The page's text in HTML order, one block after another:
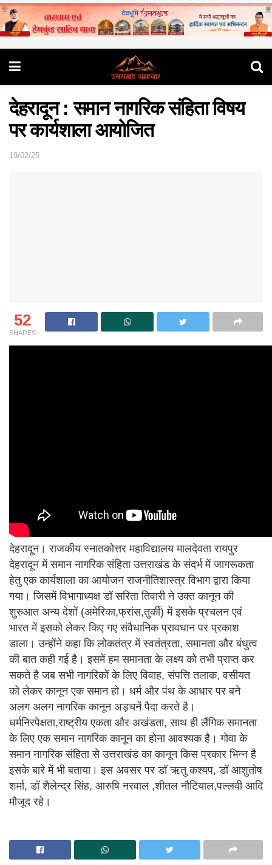
देहरादून : समान नागरिक संहिता विषय
पर कार्यशाला आयोजित
19/02/25
52
SHARES
देहरादून। राजकीय स्नातकोत्तर महाविद्यालय मालदेवता रायपुर
देहरादून में समान नागरिक संहिता उत्तराखंड के संदर्भ में जागरूकता
हेतु एक कार्यशाला का आयोजन राजनीतिशास्त्र विभाग द्वारा किया
गया। जिसमें विभागाध्यक्ष डॉ सरिता तिवारी ने उक्त कानून की
शुरुआत अन्य देशों (अमेरिका,फ्रांस,तुर्की) में इसके प्रचलन एवं
भारत में इसको लेकर किए गए संवैधानिक प्रावधान पर प्रकाश
डाला। उन्होंने कहा कि लोकतंत्र में स्वतंत्रता, समानता और बंधुत्व
की बात कही गई है। इसमें हम समानता के लक्ष्य को तभी प्राप्त कर
सकते है जब सभी नागरिकों के लिए विवाह, संपत्ति तलाक, वसीयत
को लेकर कानून एक समान हो। धर्म और पंथ के आधार पर बने
अलग अलग नागरिक कानून अड़चनें पैदा करते है।
धर्मनिरपेक्षता,राष्ट्रीय एकता और अखंडता, साथ ही लैंगिक समानता
के लिए एक समान नागरिक कानून का होना आवश्यक है। गोवा के
समान नागरिक संहिता से उत्तराखंड का कानून किस प्रकार भिन्न है
इसके बारे में भी बताया। इस अवसर पर डॉ ऋतु कश्यप, डॉ आशुतोष
शर्मा, डॉ शैलेन्द्र सिंह, आरुषि नरवाल ,शीतल नौटियाल,पल्लवी आदि
मौजूद रहे।